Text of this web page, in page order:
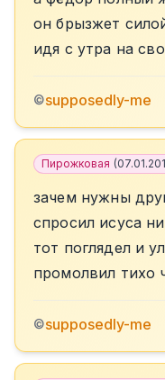
он брызжет
идя с утра на
©supposedly-me
Пирожковая (
зачем нужны
спросил исуса
тот поглядел и
промолвил тихо
©supposedly-me